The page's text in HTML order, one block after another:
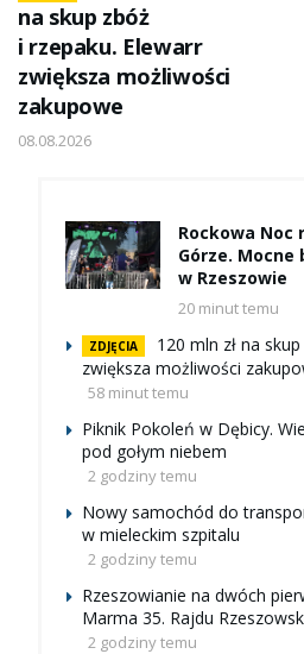
na skup zbóż
i rzepaku. Elewarr
zwiększa możliwości
zakupowe
08.08.2026
Rockowa Noc
Górze. Mocne
w Rzeszowie
20 minut temu
ZDJĘCIA
120 mln zł na
zwiększa możliwości
58 minut temu
Piknik Pokoleń w Dębicy.
pod gołym niebem
2 godziny temu
Nowy samochód do
w mieleckim szpitalu
2 godziny temu
Rzeszowianie na dwóch
Marma 35. Rajdu
2 godziny temu